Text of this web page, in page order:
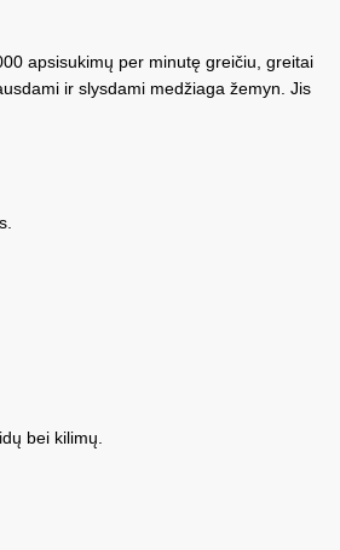
apsisukimų per minutę greičiu, greitai
ir slysdami medžiaga žemyn. Jis
bei kilimų.